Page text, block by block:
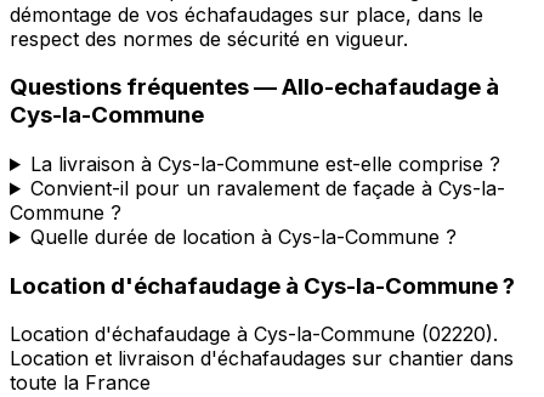
démontage de vos échafaudages sur place, dans le
respect des normes de sécurité en vigueur.
Questions fréquentes —Allo-echafaudage à
Cys-la-Commune
La livraison à Cys-la-Commune est-elle comprise ?
Convient-il pour un ravalement de façade à Cys-la-
Commune ?
Quelle durée de location à Cys-la-Commune ?
Location d'échafaudage à Cys-la-Commune?
Location d'échafaudage à Cys-la-Commune (02220).
Location et livraison d'échafaudages sur chantier dans
toute la France